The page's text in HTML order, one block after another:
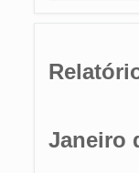
Janeiro